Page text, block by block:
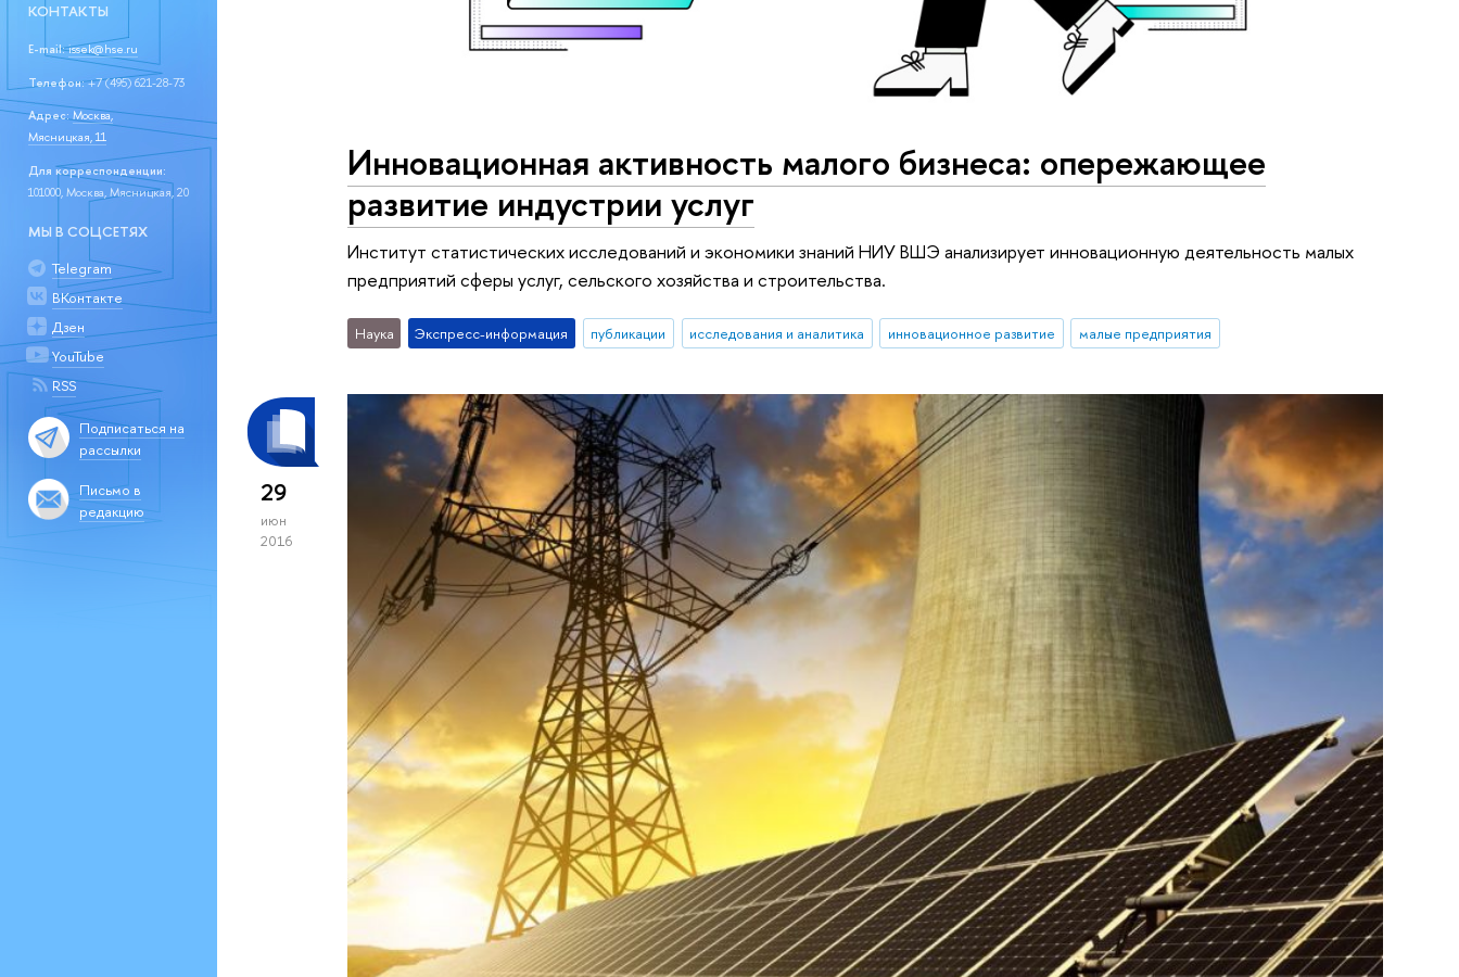
КОНТАКТЫ
E-mail:issek@hse.ru
Телефон:+7 (495) 621-28-73
Адрес: Москва,
Мясницкая, 11
Для корреспонденции:
101000, Москва, Мясницкая, 20
МЫ В СОЦСЕТЯХ
Telegram
ВКонтакте
Дзен
YouTube
RSS
Подписаться на
рассылки
Письмо в
редакцию
Инновационная активность малого бизнеса: опережающее
развитие индустрии услуг
Институт статистических исследований и экономики знаний НИУ ВШЭ анализирует инновационную деятельность малых
предприятий сферы услуг, сельского хозяйства и строительства.
Наука Экспресс-информация публикации исследования и аналитика инновационное развитие малые предприятия
29
июн
2016